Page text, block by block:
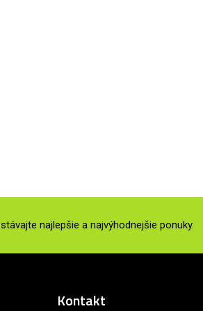
najlepšie a najvýhodnejšie ponuky.
Kontakt